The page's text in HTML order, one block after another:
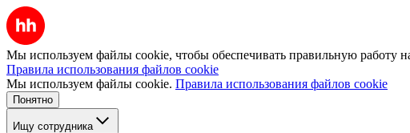
Мы используем файлы cookie, чтобы обеспечивать правильную работу
Правила использования файлов cookie
Мы используем файлы cookie. Правила использования файлов cookie
Понятно
Ищу сотрудника